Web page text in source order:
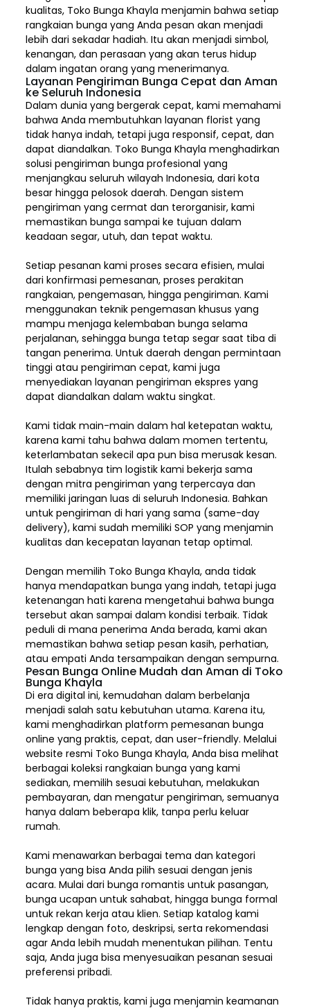
kualitas, Toko Bunga Khayla menjamin bahwa setiap
rangkaian bunga yang Anda pesan akan menjadi
lebih dari sekadar hadiah. Itu akan menjadi simbol,
kenangan, dan perasaan yang akan terus hidup
dalam ingatan orang yang menerimanya.
Layanan Pengiriman Bunga Cepat dan Aman
ke Seluruh Indonesia
Dalam dunia yang bergerak cepat, kami memahami
bahwa Anda membutuhkan layanan florist yang
tidak hanya indah, tetapi juga responsif, cepat, dan
dapat diandalkan. Toko Bunga Khayla menghadirkan
solusi pengiriman bunga profesional yang
menjangkau seluruh wilayah Indonesia,dari kota
besar hingga pelosok daerah. Dengan sistem
pengiriman yang cermat dan terorganisir, kami
memastikan bunga sampai ke tujuan dalam
keadaan segar, utuh, dan tepat waktu.
Setiap pesanan kami proses secara efisien, mulai
dari konfirmasi pemesanan, proses perakitan
rangkaian, pengemasan, hingga pengiriman. Kami
menggunakan teknik pengemasan khusus yang
mampu menjaga kelembaban bunga selama
perjalanan, sehingga bunga tetap segar saat tiba di
tangan penerima. Untuk daerah dengan permintaan
tinggi atau pengiriman cepat, kami juga
menyediakan layanan pengiriman ekspres yang
dapat diandalkan dalam waktu singkat.
Kami tidak main-main dalam hal ketepatan waktu,
karena kami tahu bahwa dalam momen tertentu,
keterlambatan sekecil apa pun bisa merusak kesan.
Itulah sebabnya tim logistik kami bekerja sama
dengan mitra pengiriman yang terpercaya dan
memiliki jaringan luas di seluruh Indonesia. Bahkan
untuk pengiriman di hari yang sama (same-day
delivery), kami sudah memiliki SOP yang menjamin
kualitas dan kecepatan layanan tetap optimal.
Dengan memilih Toko Bunga Khayla, anda tidak
hanya mendapatkan bunga yang indah, tetapi juga
ketenangan hati karena mengetahui bahwa bunga
tersebut akan sampai dalam kondisi terbaik. Tidak
peduli di mana penerima Anda berada, kami akan
memastikan bahwa setiap pesan kasih, perhatian,
atau empati Anda tersampaikan dengan sempurna.
Pesan Bunga Online Mudah dan Aman di Toko
Bunga Khayla
Di era digital ini, kemudahan dalam berbelanja
menjadi salah satu kebutuhan utama. Karena itu,
kami menghadirkan platform pemesanan bunga
online yang praktis, cepat, dan user-friendly. Melalui
website resmi Toko Bunga Khayla, Anda bisa melihat
berbagai koleksi rangkaian bunga yang kami
sediakan, memilih sesuai kebutuhan, melakukan
pembayaran, dan mengatur pengiriman,semuanya
hanya dalam beberapa klik, tanpa perlu keluar
rumah.
Kami menawarkan berbagai tema dan kategori
bunga yang bisa Anda pilih sesuai dengan jenis
acara. Mulai dari bunga romantis untuk pasangan,
bunga ucapan untuk sahabat, hingga bunga formal
untuk rekan kerja atau klien. Setiap katalog kami
lengkap dengan foto, deskripsi, serta rekomendasi
agar Anda lebih mudah menentukan pilihan. Tentu
saja, Anda juga bisa menyesuaikan pesanan sesuai
preferensi pribadi.
Tidak hanya praktis, kami juga menjamin keamanan